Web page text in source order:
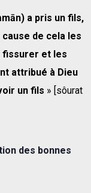
a pris un fils,
de cela les
fissurer et les
attribué à Dieu
un fils » [sôurat
des bonnes